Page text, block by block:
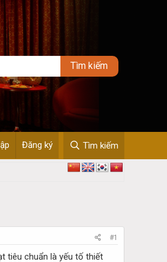
Đăng ký Tìm kiếm
#1
tiêu chuẩn là yếu tố thiết